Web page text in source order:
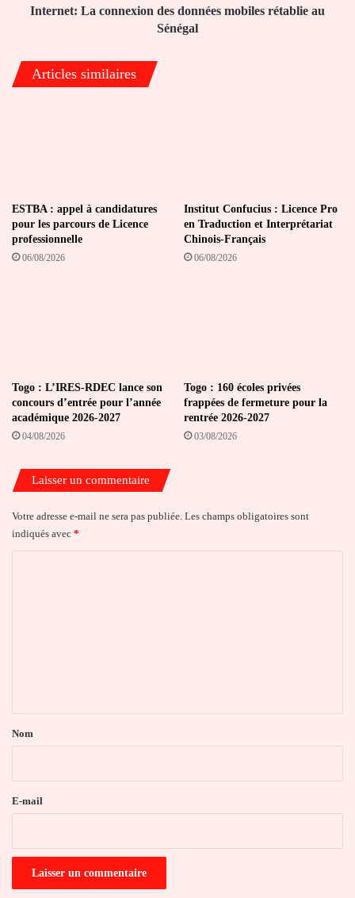
Internet: La connexion des données mobiles rétablie au
Sénégal
Articles similaires
ESTBA : appel à candidatures
pour les parcours de Licence
professionnelle
06/08/2026
Institut Confucius : Licence Pro
en Traduction et Interprétariat
Chinois-Français
06/08/2026
Togo : L’IRES-RDEC lance son
concours d’entrée pour l’année
académique 2026-2027
04/08/2026
Togo : 160 écoles privées
frappées de fermeture pour la
rentrée 2026-2027
03/08/2026
Laisser un commentaire
Votre adresse e-mail ne sera pas publiée. Les champs obligatoires sont
indiqués avec *
a
e
Nom
E-mail